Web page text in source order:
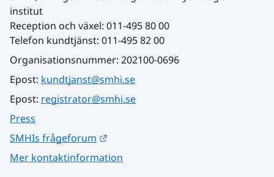
institut
Reception och växel: 011-495 80 00
Telefon kundtjänst: 011-495 82 00
Organisationsnummer: 202100-0696
Epost: kundtjanst@smhi.se
Epost: registrator@smhi.se
Press
SMHIs frågeforum
Mer kontaktinformation